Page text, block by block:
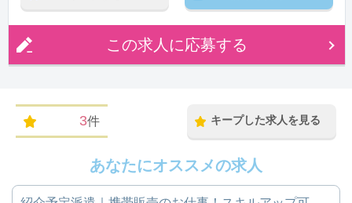
この求人に応募する
3件 キープした求人を見る
あなたにオススメの求人